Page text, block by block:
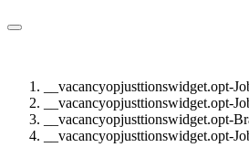
__vacancyopjusttionswidget.opt-
__vacancyopjusttionswidget.opt-
__vacancyopjusttionswidget.opt-
__vacancyopjusttionswidget.opt-